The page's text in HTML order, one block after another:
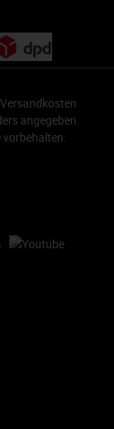
Versandkosten
angegeben.
vorbehalten.